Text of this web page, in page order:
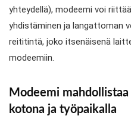
yhteydellä), modeemi voi
yhdistäminen ja langattoman
reititintä, joko itsenäisenä
modeemiin.
Modeemi
kotona ja työpaikalla